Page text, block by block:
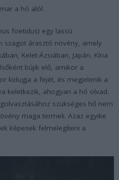
a hó alól.
foetidus) egy lassú
szagot árasztó növény, amely
Kelet-Ázsiában, Japán, Kína
bújik elő, amikor a
kidugja a fejét, és megjelenik a
keletkezik, ahogyan a hó olvad.
szükséges hő nem
maga termeli. Azaz egyike
képesek felmelegíteni a